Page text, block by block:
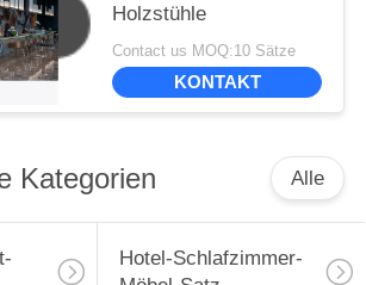
Holzstühle
Contact us MOQ:10 Sätze
KONTAKT
Kategorien Alle
Hotel-Schlafzimmer-